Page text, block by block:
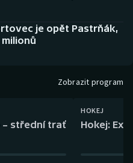
je opět Pastrňák,
Zobrazit program
– střední trať
HOKEJ
Hokej: